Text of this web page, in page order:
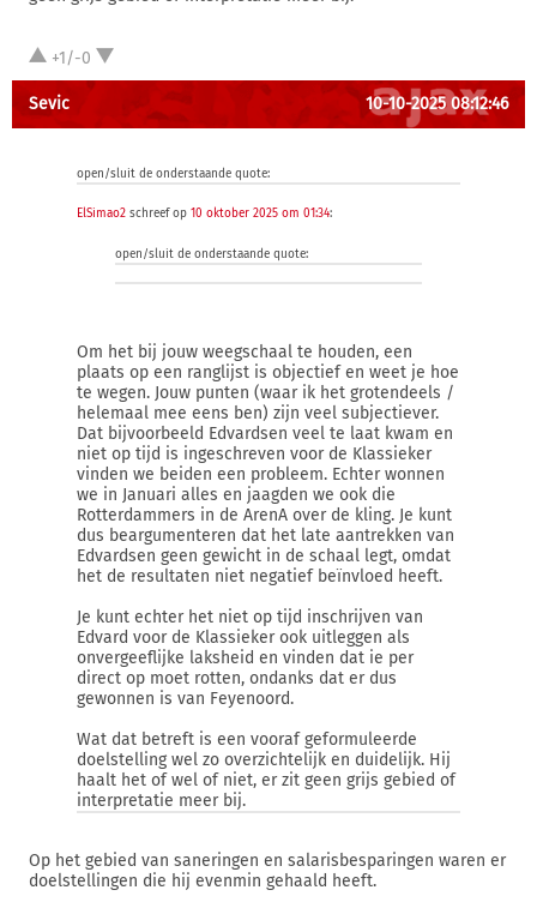
+1/-0
Sevic 10-10-2025 08:12:46
open/sluit de onderstaande quote:
ElSimao2 schreef op 10 oktober 2025 om 01:34:
open/sluit de onderstaande quote:
Om het bij jouw weegschaal te houden, een
plaats op een ranglijst is objectief en weet je hoe
te wegen. Jouw punten (waar ik het grotendeels /
helemaal mee eens ben) zijn veel subjectiever.
Dat bijvoorbeeld Edvardsen veel te laat kwam en
niet op tijd is ingeschreven voor de Klassieker
vinden we beiden een probleem. Echter wonnen
we in Januari alles en jaagden we ook die
Rotterdammers in de ArenA over de kling. Je kunt
dus beargumenteren dat het late aantrekken van
Edvardsen geen gewicht in de schaal legt, omdat
het de resultaten niet negatief beïnvloed heeft.
Je kunt echter het niet op tijd inschrijven van
Edvard voor de Klassieker ook uitleggen als
onvergeeflijke laksheid en vinden dat ie per
direct op moet rotten, ondanks dat er dus
gewonnen is van Feyenoord.
Wat dat betreft is een vooraf geformuleerde
doelstelling wel zo overzichtelijk en duidelijk. Hij
haalt het of wel of niet, er zit geen grijs gebied of
interpretatie meer bij.
Op het gebied van saneringen en salarisbesparingen waren er
doelstellingen die hij evenmin gehaald heeft.